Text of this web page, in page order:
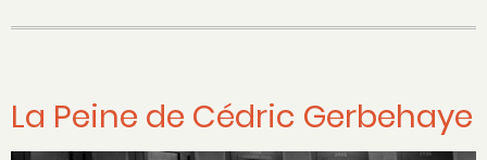
La Peine de Cédric Gerbehaye